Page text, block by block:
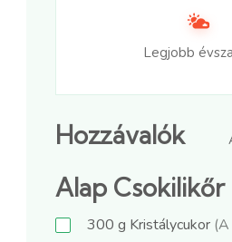
Legjobb
Hozzávalók
Alap
300 g Kristálycukor (A